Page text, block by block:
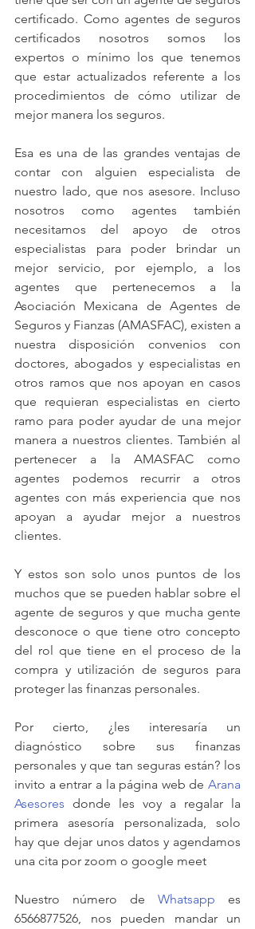
certificado. Como agentes de seguros
certificados nosotros somos los
expertos o mínimo los que tenemos
que estar actualizados referente a los
procedimientos de cómo utilizar de
mejor manera los seguros.
Esa es una de las grandes ventajas de
contar con alguien especialista de
nuestro lado, que nos asesore. Incluso
nosotros como agentes también
necesitamos del apoyo de otros
especialistas para poder brindar un
mejor servicio, por ejemplo, a los
agentes que pertenecemos a la
Asociación Mexicana de Agentes de
Seguros y Fianzas (AMASFAC), existen a
nuestra disposición convenios con
doctores, abogados y especialistas en
otros ramos que nos apoyan en casos
que requieran especialistas en cierto
ramo para poder ayudar de una mejor
manera a nuestros clientes. También al
pertenecer a la AMASFAC como
agentes podemos recurrir a otros
agentes con más experiencia que nos
apoyan a ayudar mejor a nuestros
clientes.
Y estos son solo unos puntos de los
muchos que se pueden hablar sobre el
agente de seguros y que mucha gente
desconoce o que tiene otro concepto
del rol que tiene en el proceso de la
compra y utilización de seguros para
proteger las finanzas personales.
Por cierto, ¿les interesaría un
diagnóstico sobre sus finanzas
personales y que tan seguras están? los
invito a entrar a la página web de Arana
Asesores donde les voy a regalar la
primera asesoría personalizada, solo
hay que dejar unos datos y agendamos
una cita por zoom o google meet
Nuestro número de Whatsapp es
6566877526, nos pueden mandar un